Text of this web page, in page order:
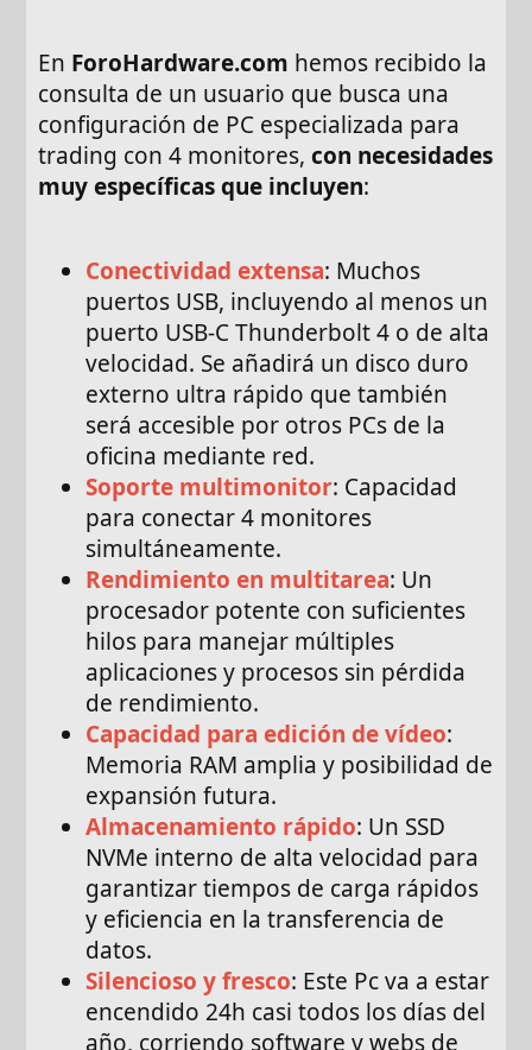
En ForoHardware.com hemos recibido la
consulta de un usuario que busca una
configuración de PC especializada para
trading con 4 monitores,con necesidades
muy específicas que incluyen:
Conectividad extensa: Muchos
puertos USB, incluyendo al menos un
puerto USB-C Thunderbolt 4 o de alta
velocidad. Se añadirá un disco duro
externo ultra rápido que también
será accesible por otros PCs de la
oficina mediante red.
Soporte multimonitor: Capacidad
para conectar 4 monitores
simultáneamente.
Rendimiento en multitarea: Un
procesador potente con suficientes
hilos para manejar múltiples
aplicaciones y procesos sin pérdida
de rendimiento.
Capacidad para edición de vídeo:
Memoria RAM amplia y posibilidad de
expansión futura.
Almacenamiento rápido: Un SSD
NVMe interno de alta velocidad para
garantizar tiempos de carga rápidos
y eficiencia en la transferencia de
datos.
Silencioso y fresco: Este Pc va a estar
encendido 24h casi todos los días del
año, corriendo software y webs de